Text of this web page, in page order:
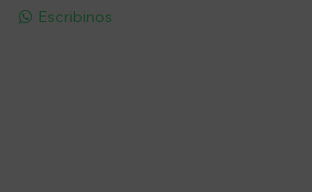
 Escribinos